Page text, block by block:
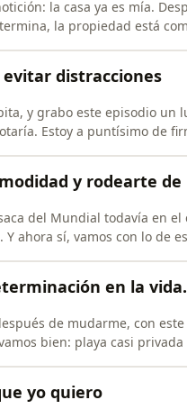
la casa ya es mía.
la propiedad está
evitar distracciones
y grabo este episodio un
Estoy a puntísimo de
y rodearte
del Mundial todavía en
ahora sí, vamos con lo de
en la vida.
de mudarme, con
bien: playa casi
yo quiero